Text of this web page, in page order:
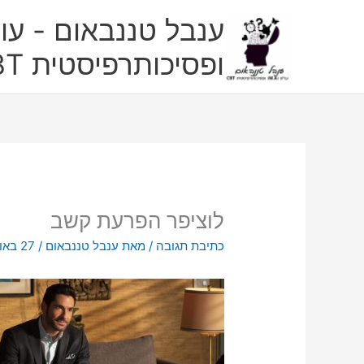
ענבל טננבאום -
ופסיכותרפיסטית CBT
לוציפר הפרעת קשב
כתיבת תגובה / מאת ענבל טננבאום/ 27 באוגוסט 2022